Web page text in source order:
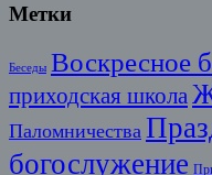
Метки
Беседы Воскресное
приходская школа
Паломничества
богослужение